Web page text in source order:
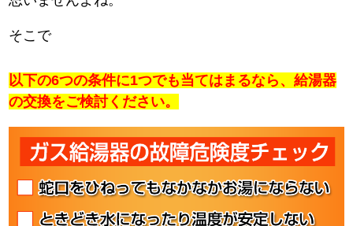
そこで
以下の6つの条件に1つでも当てはまるなら、給湯器
の交換をご検討ください。